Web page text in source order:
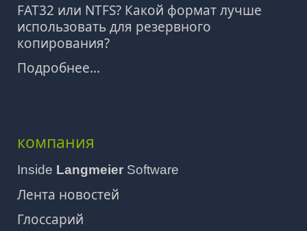
FAT32 или NTFS? Какой формат лучше
использовать для резервного
копирования?
Подробнее...
компания
Inside Langmeier Software
Лента новостей
Глоссарий